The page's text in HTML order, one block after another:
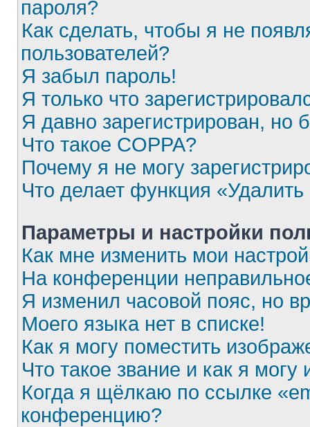
пароля?
Как сделать, чтобы я не
пользователей?
Я забыл пароль!
Я только что
Я давно зарегистрирован, но
Что такое COPPA?
Почему я не могу
Что делает функция
Параметры и настройки
Как мне изменить мои
На конференции
Я изменил часовой пояс, но
Моего языка нет в списке!
Как я могу поместить
Что такое звание и как я могу
Когда я щёлкаю по ссылке
конференцию?